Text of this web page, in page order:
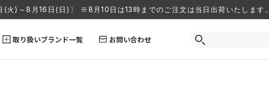
(火)～8月16日(日)〕 ※8月10日は13時までのご注文は当日出荷いたします。
取り扱いブランド一覧 お問い合わせ